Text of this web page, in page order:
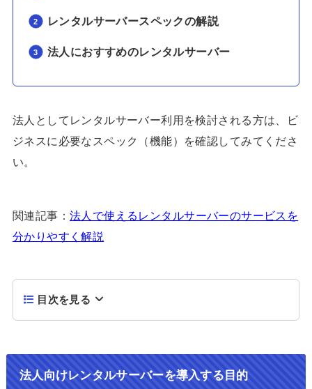
レンタルサーバースペックの解説
法人におすすめのレンタルサーバー
法人としてレンタルサーバー利用を検討される方は、ビ
ジネスに必要なスペック（機能）を確認してみてくださ
い。
関連記事： 法人で使えるレンタルサーバーのサービスを
分かりやすく解説
目次を見る
法人向けレンタルサーバーを導入する目的